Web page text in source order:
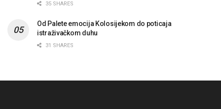
35 SHARES
Od Palete emocija Kolosijekom do poticaja
istraživačkom duhu
31 SHARES